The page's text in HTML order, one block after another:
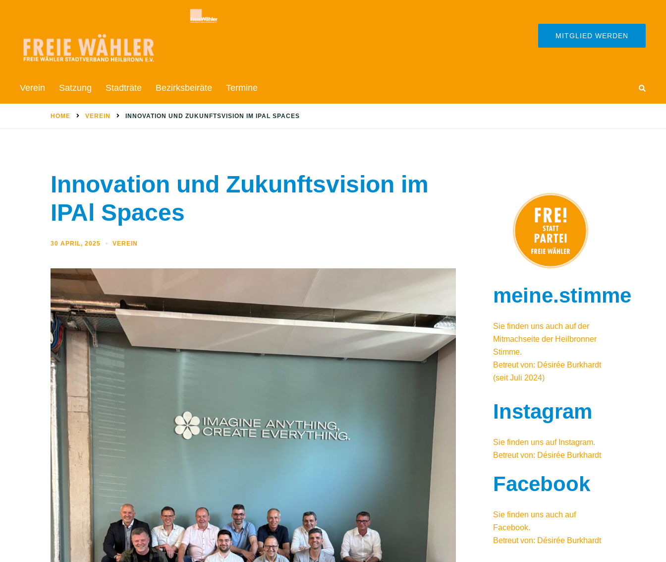
MITGLIED WERDEN
Verein Satzung Stadträte Bezirksbeiräte Termine Search
HOME VEREIN INNOVATION UND ZUKUNFTSVISION IM IPAL SPACES
Innovation und Zukunftsvision im
IPAl Spaces
30 APRIL, 2025 VEREIN
meine.stimme
Sie finden uns auch auf der
Mitmachseite der Heilbronner
Stimme.
Betreut von: Désirée Burkhardt
(seit Juli 2024)
Instagram
Sie finden uns auf Instagram.
Betreut von: Désirée Burkhardt
Facebook
Sie finden uns auch auf
Facebook.
Betreut von: Désirée Burkhardt